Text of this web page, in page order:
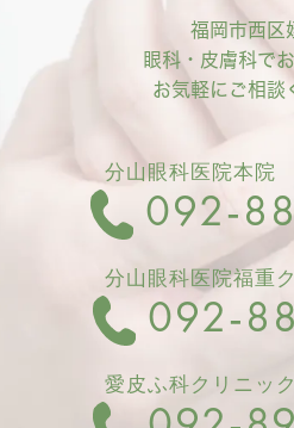
福岡市西区
眼科・皮膚科で
お気軽にご相談
分山眼科医院本院
分山眼科医院福重
092-
愛皮ふ科クリニック